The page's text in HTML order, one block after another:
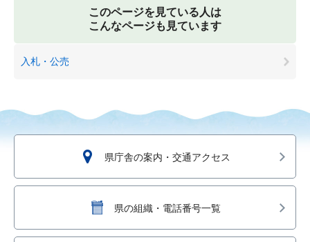
このページを見ている人は
こんなページも見ています
入札・公売
県庁舎の案内・交通アクセス
県の組織・電話番号一覧